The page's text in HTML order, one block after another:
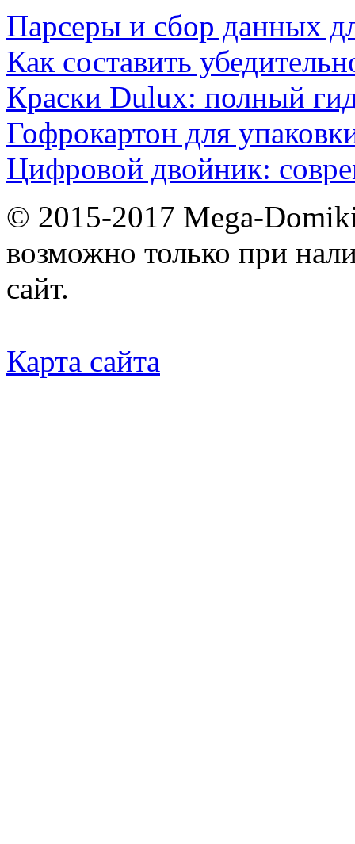
Парсеры и сбор данных
Как составить
Краски Dulux: полный
Гофрокартон для
Цифровой двойник:
© 2015-2017 Mega-
возможно только при
сайт.
Карта сайта